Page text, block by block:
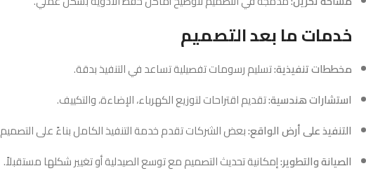
خدمات ما بعد التصميم
مخططات تنفيذية:تسليم رسومات تفصيلية تساعد في التنفيذ بدقة.
استشارات هندسية:تقديم اقتراحات لتوزيع الكهرباء، الإضاءة، والتكييف.
التنفيذ على أرض الواقع:بعض الشركات تقدم خدمة التنفيذ الكامل بناءً على التصميم 3D.
الصيانة والتطوير:إمكانية تحديث التصميم مع توسع الصيدلية أو تغيير شكلها مستقبلاً.